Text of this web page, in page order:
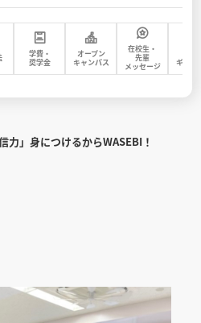
学費・
奨学金
オープン
キャンパス
在校生・
先輩
メッセージ
ギャラ
力」身につけるからWASEBI！